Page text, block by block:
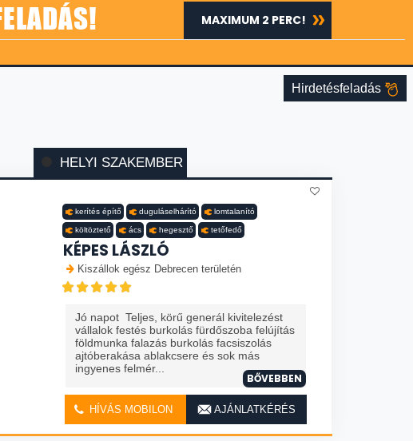
MAXIMUM 2 PERC!
HELYI SZAKEMBER
kerítés építő duguláselhárító lomtalanító
költöztető ács hegesztő tetőfedő
KÉPES LÁSZLÓ
Kiszállok egész Debrecen területén
Jó napot Teljes, körű generál kivitelezést
vállalok festés burkolás fürdőszoba felújítás
földmunka falazás burkolás facsiszolás
ajtóberakása ablakcsere és sok más
ingyenes felmér...
BŐVEBBEN
HÍVÁS MOBILON AJÁNLATKÉRÉS
Hirdetésfeladás